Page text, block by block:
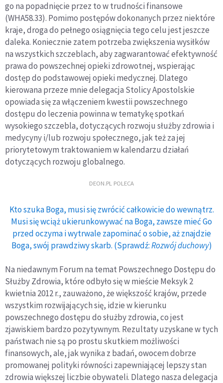
go na popadnięcie przez to w trudności finansowe
(WHA58.33). Pomimo postępów dokonanych przez niektóre
kraje, droga do pełnego osiągnięcia tego celu jest jeszcze
daleka. Koniecznie zatem potrzeba zwiększenia wysiłków
na wszystkich szczeblach, aby zagwarantować efektywność
prawa do powszechnej opieki zdrowotnej, wspierając
dostęp do podstawowej opieki medycznej. Dlatego
kierowana przeze mnie delegacja Stolicy Apostolskie
opowiada się za włączeniem kwestii powszechnego
dostępu do leczenia powinna w tematykę spotkań
wysokiego szczebla, dotyczących rozwoju służby zdrowia i
medycyny i/lub rozwoju społecznego, jak też za jej
priorytetowym traktowaniem w kalendarzu działań
dotyczących rozwoju globalnego.
DEON.PL POLECA
Kto szuka Boga, musi się zwrócić całkowicie do wewnątrz.
Musi się wciąż ukierunkowywać na Boga, zawsze mieć Go
przed oczyma i wytrwale zapominać o sobie, aż znajdzie
Boga, swój prawdziwy skarb. (Sprawdź:Rozwój duchowy)
Na niedawnym Forum na temat Powszechnego Dostępu do
Służby Zdrowia, które odbyło się w mieście Meksyk 2
kwietnia 2012 r., zauważono, że większość krajów, przede
wszystkim rozwijających się, idzie w kierunku
powszechnego dostępu do służby zdrowia, co jest
zjawiskiem bardzo pozytywnym. Rezultaty uzyskane w tych
państwach nie są po prostu skutkiem możliwości
finansowych, ale, jak wynika z badań, owocem dobrze
promowanej polityki równości zapewniającej lepszy stan
zdrowia większej liczbie obywateli. Dlatego nasza delegacja